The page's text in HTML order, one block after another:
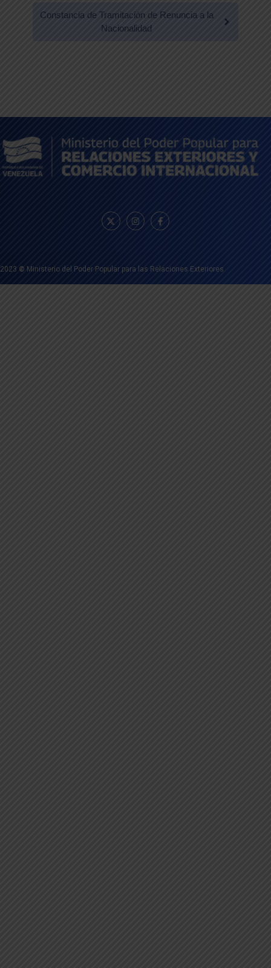
Constancia de Tramitación de Renuncia a la
Nacionalidad
2023 © Ministerio del Poder Popular para las Relaciones Exteriores